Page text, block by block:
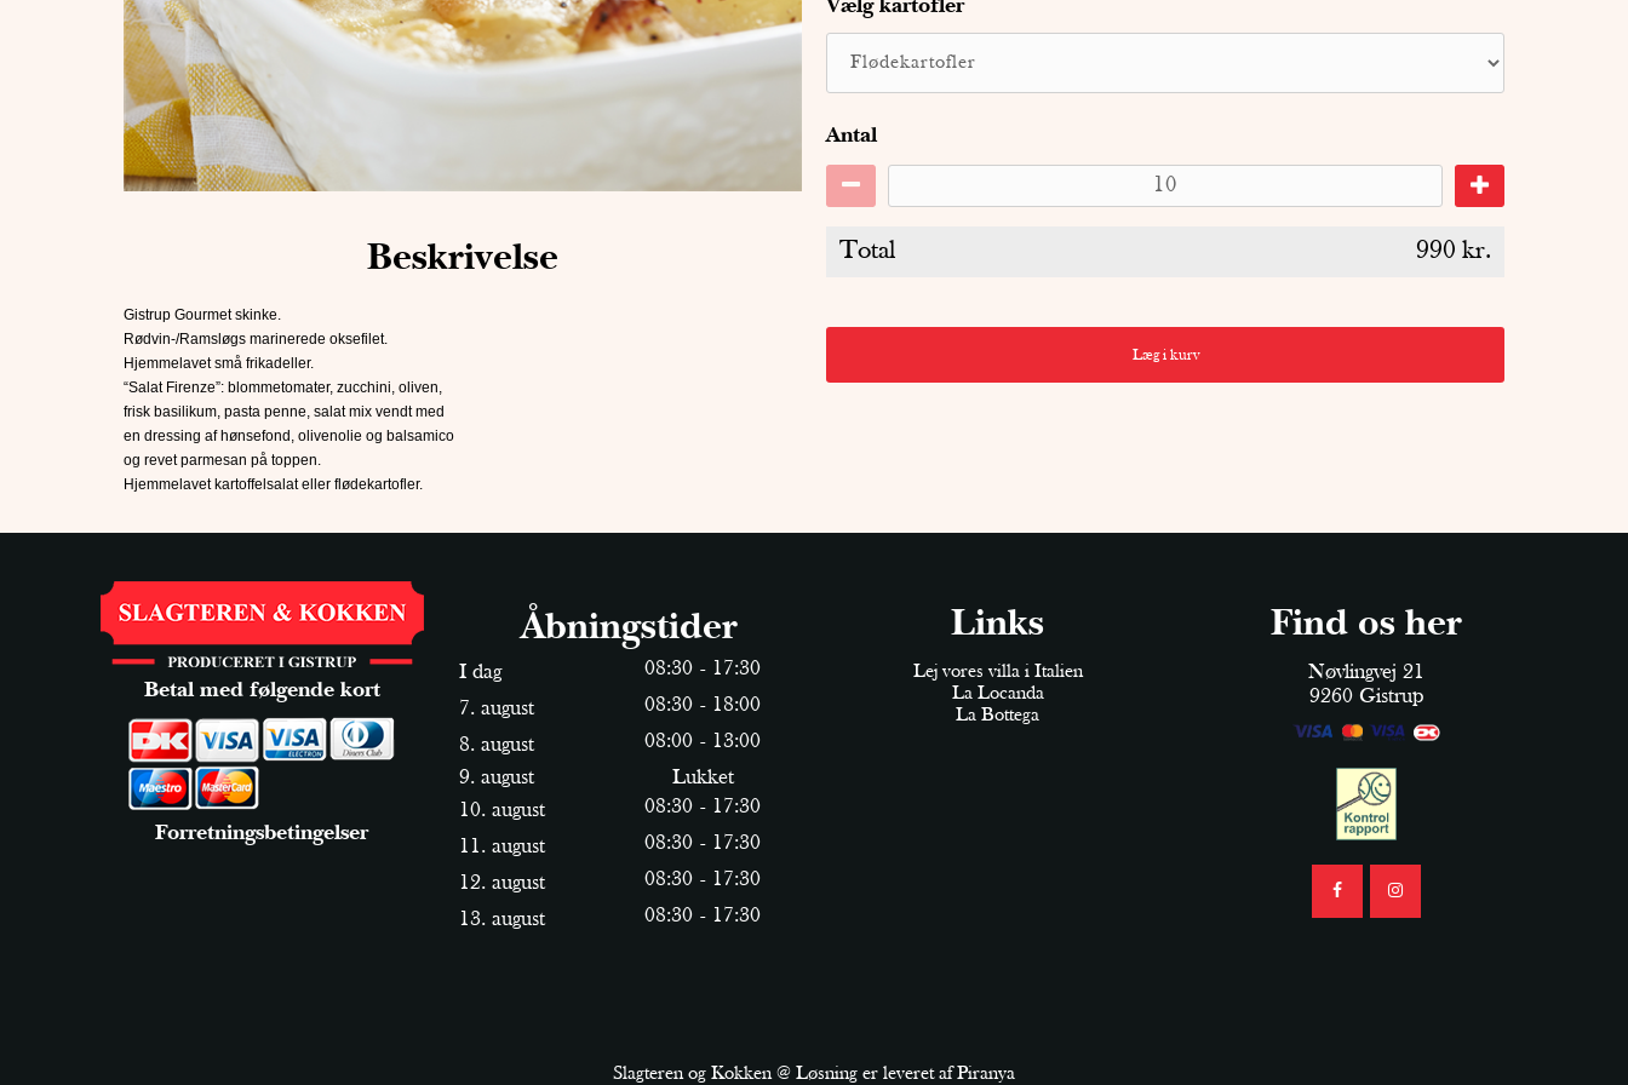
Vælg kartofler
Antal
Total 990 kr.
Læg i kurv
Beskrivelse
Gistrup Gourmet skinke.
Rødvin-/Ramsløgs marinerede oksefilet.
Hjemmelavet små frikadeller.
“Salat Firenze”: blommetomater, zucchini, oliven,
frisk basilikum, pasta penne, salat mix vendt med
en dressing af hønsefond, olivenolie og balsamico
og revet parmesan på toppen.
Hjemmelavet kartoffelsalat eller flødekartofler.
Betal med følgende kort
Forretningsbetingelser
Åbningstider
I dag 08:30 - 17:30
7. august
08:30 - 18:00
8. august
08:00 - 13:00
9. august
Lukket
10. august
08:30 - 17:30
11. august
08:30 - 17:30
12. august
08:30 - 17:30
13. august
08:30 - 17:30
Links
Lej vores villa i Italien
La Locanda
La Bottega
Find os her
Nøvlingvej 21
9260 Gistrup
Slagteren og Kokken @ Løsning er leveret af Piranya